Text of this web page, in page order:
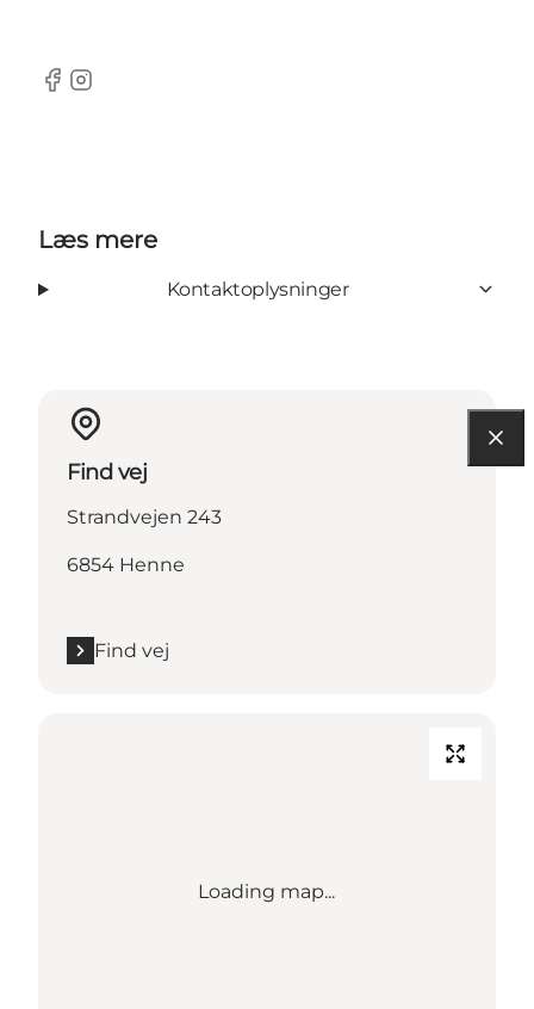
Facebook
Instagram
Læs mere
Kontaktoplysninger
Find vej
Strandvejen 243
6854 Henne
Find vej
Loading map...